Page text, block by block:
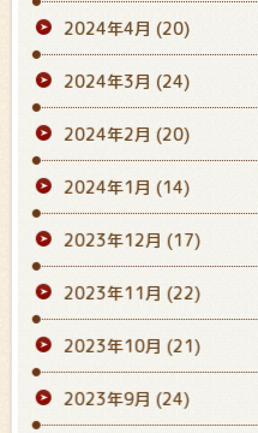
2024年4月 (20)
2024年3月 (24)
2024年2月 (20)
2024年1月 (14)
2023年12月 (17)
2023年11月 (22)
2023年10月 (21)
2023年9月 (24)